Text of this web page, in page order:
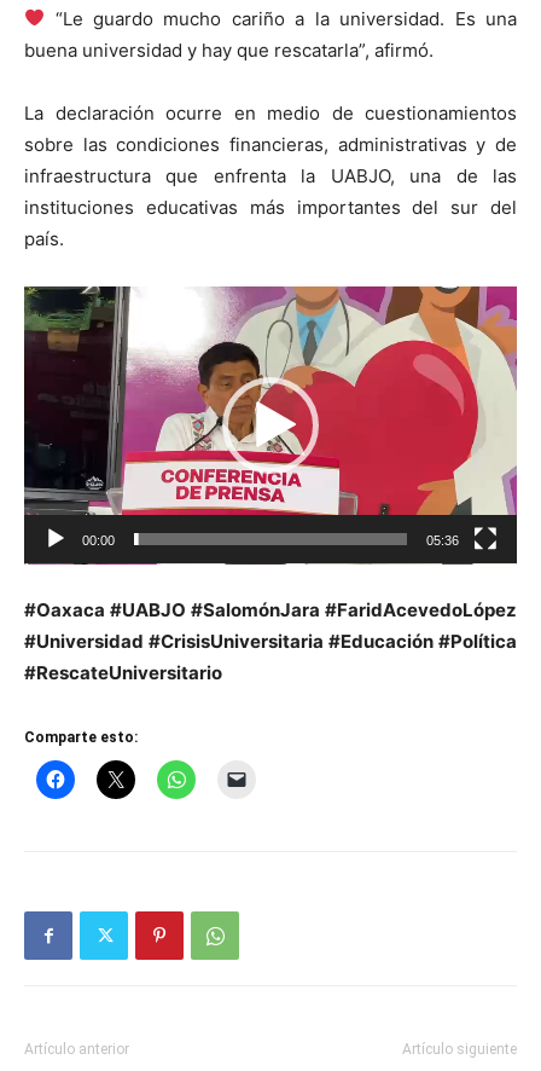
“Le guardo mucho cariño a la universidad. Es una
buena universidad y hay que rescatarla”, afirmó.
La declaración ocurre en medio de cuestionamientos
sobre las condiciones financieras, administrativas y de
infraestructura que enfrenta la UABJO, una de las
instituciones educativas más importantes del sur del
país.
Reproductor
de
00:00 05:36
#Oaxaca #UABJO #SalomónJara #FaridAcevedoLópez
#Universidad #CrisisUniversitaria #Educación #Política
#RescateUniversitario
Comparte esto:
Artículo anterior Artículo siguiente